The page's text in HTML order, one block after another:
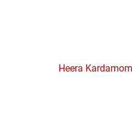
Heera